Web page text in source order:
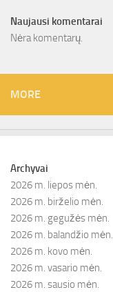
Naujausi komentarai
Nėra komentarų.
MORE
Archyvai
2026 m. liepos mėn.
2026 m. birželio mėn.
2026 m. gegužės mėn.
2026 m. balandžio mėn.
2026 m. kovo mėn.
2026 m. vasario mėn.
2026 m. sausio mėn.